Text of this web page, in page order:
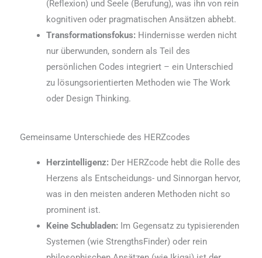
(Reflexion) und Seele (Berufung), was ihn von rein
kognitiven oder pragmatischen Ansätzen abhebt.
Transformationsfokus: Hindernisse werden nicht
nur überwunden, sondern als Teil des
persönlichen Codes integriert – ein Unterschied
zu lösungsorientierten Methoden wie The Work
oder Design Thinking.
Gemeinsame Unterschiede des HERZcodes
Herzintelligenz: Der HERZcode hebt die Rolle des
Herzens als Entscheidungs- und Sinnorgan hervor,
was in den meisten anderen Methoden nicht so
prominent ist.
Keine Schubladen: Im Gegensatz zu typisierenden
Systemen (wie StrengthsFinder) oder rein